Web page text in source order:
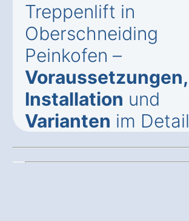
Treppenlift in
Oberschneiding
Peinkofen –
Voraussetzungen,
Installation und
Varianten im Detail